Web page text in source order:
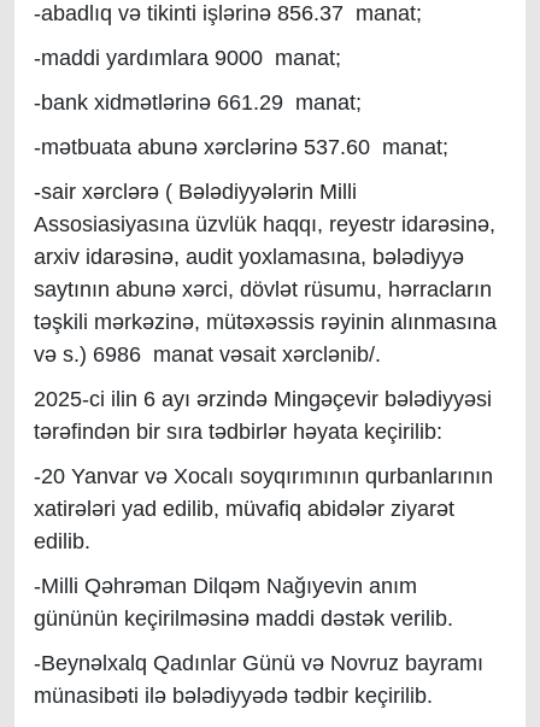
-abadlıq və tikinti işlərinə 856.37 manat;
-maddi yardımlara 9000 manat;
-bank xidmətlərinə 661.29 manat;
-mətbuata abunə xərclərinə 537.60 manat;
-sair xərclərə ( Bələdiyyələrin Milli
Assosiasiyasına üzvlük haqqı, reyestr idarəsinə,
arxiv idarəsinə, audit yoxlamasına, bələdiyyə
saytının abunə xərci, dövlət rüsumu, hərracların
təşkili mərkəzinə, mütəxəssis rəyinin alınmasına
və s.) 6986 manat vəsait xərclənib/.
2025-ci ilin 6 ayı ərzində Mingəçevir bələdiyyəsi
tərəfindən bir sıra tədbirlər həyata keçirilib:
-20 Yanvar və Xocalı soyqırımının qurbanlarının
xatirələri yad edilib, müvafiq abidələr ziyarət
edilib.
-Milli Qəhrəman Dilqəm Nağıyevin anım
gününün keçirilməsinə maddi dəstək verilib.
-Beynəlxalq Qadınlar Günü və Novruz bayramı
münasibəti ilə bələdiyyədə tədbir keçirilib.